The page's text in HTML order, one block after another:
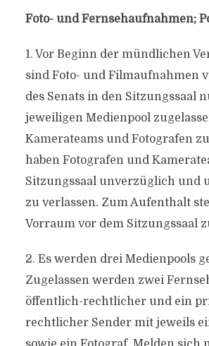
Foto- und Fernsehaufnahmen;
1. Vor Beginn der mündlichen
sind Foto- und Filmaufnahmen
des Senats in den Sitzungssaal
jeweiligen Medienpool
Kamerateams und Fotografen
haben Fotografen und
Sitzungssaal unverzüglich und
zu verlassen. Zum Aufenthalt
Vorraum vor dem Sitzungssaal
2. Es werden drei Medienpools
Zugelassen werden zwei
öffentlich-rechtlicher und ein
rechtlicher Sender mit jeweils